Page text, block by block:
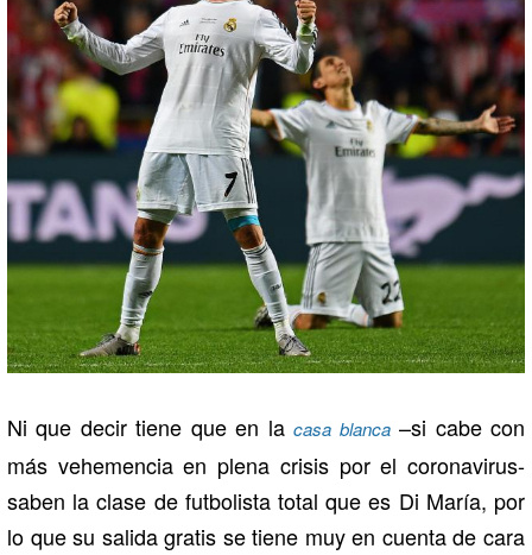
Ni que decir tiene que en lacasa blanca–si cabe con
más vehemencia en plena crisis por el coronavirus-
saben la clase de futbolista total que es Di María, por
lo que su salida gratis se tiene muy en cuenta de cara